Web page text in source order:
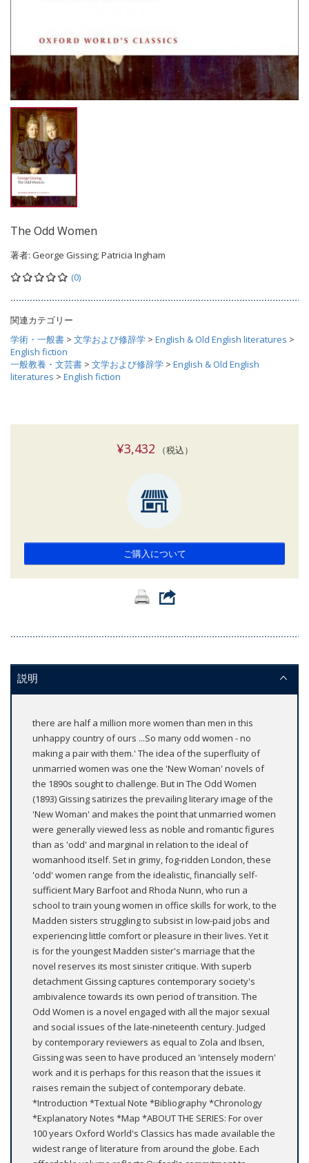
The Odd Women
著者: George Gissing; Patricia Ingham
(0)
関連カテゴリー
学術・一般書 > 文学および修辞学 > English & Old English literatures >
English fiction
一般教養・文芸書 > 文学および修辞学 > English & Old English
literatures > English fiction
¥3,432 （税込）
ご購入について
説明
there are half a million more women than men in this
unhappy country of ours ...So many odd women - no
making a pair with them.' The idea of the superfluity of
unmarried women was one the 'New Woman' novels of
the 1890s sought to challenge. But in The Odd Women
(1893) Gissing satirizes the prevailing literary image of the
'New Woman' and makes the point that unmarried women
were generally viewed less as noble and romantic figures
than as 'odd' and marginal in relation to the ideal of
womanhood itself. Set in grimy, fog-ridden London, these
'odd' women range from the idealistic, financially self-
sufficient Mary Barfoot and Rhoda Nunn, who run a
school to train young women in office skills for work, to the
Madden sisters struggling to subsist in low-paid jobs and
experiencing little comfort or pleasure in their lives. Yet it
is for the youngest Madden sister's marriage that the
novel reserves its most sinister critique. With superb
detachment Gissing captures contemporary society's
ambivalence towards its own period of transition. The
Odd Women is a novel engaged with all the major sexual
and social issues of the late-nineteenth century. Judged
by contemporary reviewers as equal to Zola and Ibsen,
Gissing was seen to have produced an 'intensely modern'
work and it is perhaps for this reason that the issues it
raises remain the subject of contemporary debate.
*Introduction *Textual Note *Bibliography *Chronology
*Explanatory Notes *Map *ABOUT THE SERIES: For over
100 years Oxford World's Classics has made available the
widest range of literature from around the globe. Each